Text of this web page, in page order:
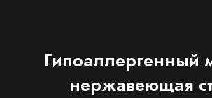
Гипоаллергенный
нержавеющая